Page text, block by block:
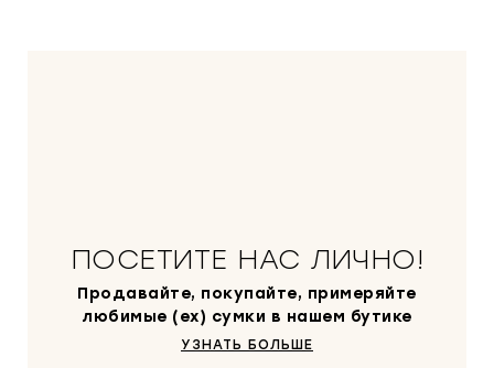
ПОСЕТИТЕ НАС ЛИЧНО!
Продавайте, покупайте, примеряйте
любимые (ex) сумки в нашем бутике
УЗНАТЬ БОЛЬШЕ